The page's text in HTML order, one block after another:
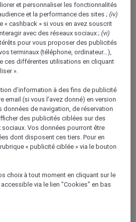
toute l'annéesur vos séjours dans
langue ci-dessous
dessous
et personnaliser les fonctionnalités
et la performance des sites ;(iv)
« cashback » si vous en avez souscrit
avec des réseaux sociaux ;(vi)
pour vous proposer des publicités
terminaux (téléphone, ordinateur…),
ces différentes utilisations en cliquant
».
d’information à des fins de publicité
email (si vous l’avez donné) en version
données de navigation, de réservation
des publicités ciblées sur des
sociaux. Vos données pourront être
dont disposent ces tiers. Pour en
« publicité ciblée » via le bouton
choix à tout moment en cliquant sur le
via le lien "Cookies" en bas